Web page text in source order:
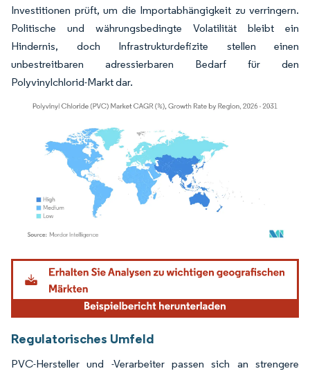
Investitionen prüft, um die Importabhängigkeit zu verringern.
Politische und währungsbedingte Volatilität bleibt ein
Hindernis, doch Infrastrukturdefizite stellen einen
unbestreitbaren adressierbaren Bedarf für den
Polyvinylchlorid-Markt dar.
Bild © Mordor Intelligence. Wiederverwendung erfordert Namensnennung gemäß
Regulatorisches Umfeld
PVC-Hersteller und -Verarbeiter passen sich an strengere